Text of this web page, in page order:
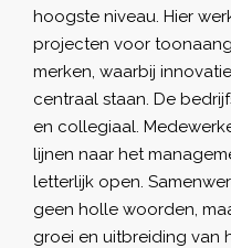
hoogste niveau. Hier
projecten voor
merken, waarbij
centraal staan. De
en collegiaal.
lijnen naar het
letterlijk open.
geen holle woorden,
groei en uitbreiding van